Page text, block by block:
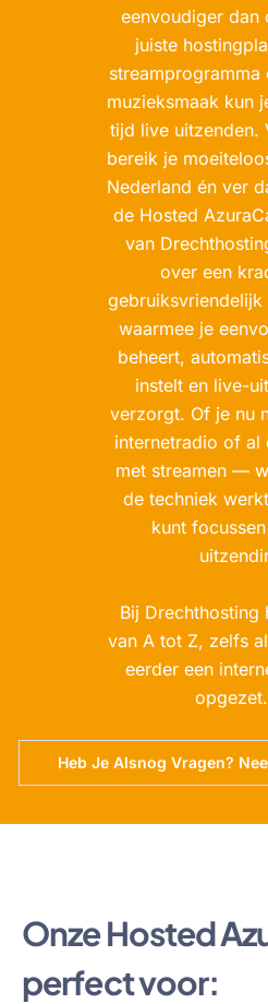
eenvoudiger dan
juiste
streamprogramma
muzieksmaak kun
tijd live uitzenden.
bereik je
Nederland én ver
de Hosted
van
over een
waarmee je
beheert,
instelt en live-
verzorgt. Of je nu
internetradio of al
met streamen —
de techniek
kunt
Bij Drechthosting
van A tot Z, zelfs
eerder een
opgezet.
Heb Je Alsnog Vragen?
Onze Hosted
perfect voor: